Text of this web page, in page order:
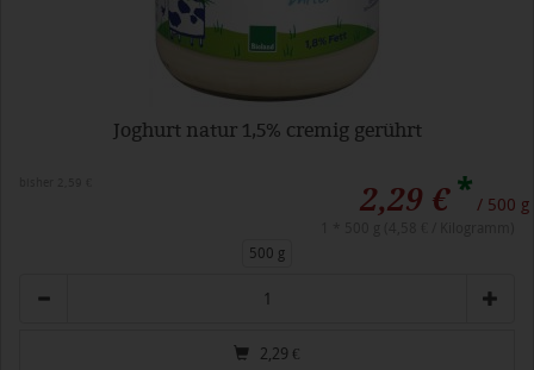
Joghurt natur 1,5% cremig gerührt
2,29 €* / 500 g
500 g
2,29 €